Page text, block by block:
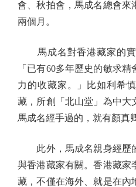
會、秋拍會，馬成名總會來
兩個月。
馬成名對香港藏家的實
「已有60多年歷史的敏求
力的收藏家。」比如利希
藏，所創「北山堂」為中大
馬成名經手過的，就有顏真
此外，馬成名親身經歷
與香港藏家有關。香港藏家
藏，不僅在海外、就是在內